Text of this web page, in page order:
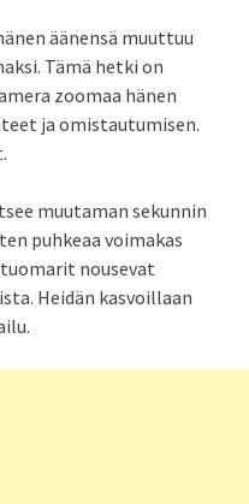
äänensä muuttuu
Tämä hetki on
zoomaa hänen
ja omistautumisen.
muutaman sekunnin
puhkeaa voimakas
nousevat
Heidän kasvoillaan